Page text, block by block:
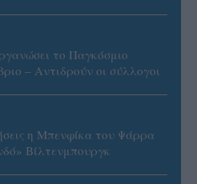
το Παγκόσμιο
– Αντιδρούν οι σύλλογοι
η Μπενφίκα του Ψάρρα
Βίλτενμπουργκ